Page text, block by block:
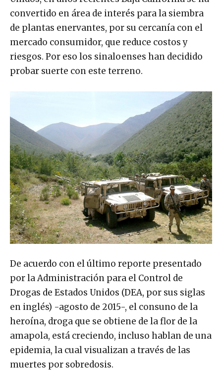
convertido en área de interés para la siembra
de plantas enervantes, por su cercanía con el
mercado consumidor, que reduce costos y
riesgos. Por eso los sinaloenses han decidido
probar suerte con este terreno.
De acuerdo con el último reporte presentado
por la Administración para el Control de
Drogas de Estados Unidos (DEA, por sus siglas
en inglés) -agosto de 2015-, el consuno de la
heroína, droga que se obtiene de la flor de la
amapola, está creciendo, incluso hablan de una
epidemia, la cual visualizan a través de las
muertes por sobredosis.